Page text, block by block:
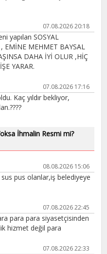
07.08.2026 20:18
yapılan SOSYAL
EMİNE MEHMET BAYSAL
DAHA İYİ OLUR ,HİÇ
YARAR.
07.08.2026 17:16
Kaç yıldır bekliyor,
İhmalin Resmi mi?
08.08.2026 15:06
pus olanlar,iş belediyeye
07.08.2026 22:45
para para siyasetçisinden
hizmet değil para
07.08.2026 22:33